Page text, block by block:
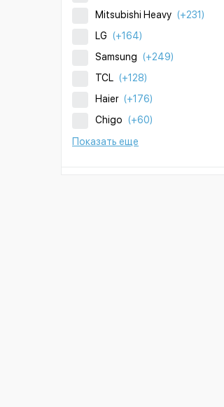
Mitsubishi Heavy (+231)
LG (+164)
Samsung (+249)
TCL (+128)
Haier (+176)
Chigo (+60)
Показать еще